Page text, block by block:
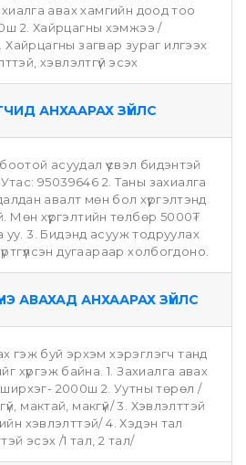
авах хамгийн доод тоо
2. Хайрцагны хэмжээ /
загвар зураг илгээх
хэвлэлтгүй эсэх
АНХААРАХ ЗҮЙЛС
асуудал үүсвэл бидэнтэй
95039646 2. Таны захиалга
авалт мөн бол хүргэлтэнд
Мөн хүргэлтийн төлбөр 5000₮
3. Бидэнд асууж тодруулах
дугаараар холбогдоно.
АВАХАД АНХААРАХ ЗҮЙЛС
гэж буй эрхэм хэрэглэгч танд
хүргэж байна. 1. Захиалга авах
2000ш 2. Уутны төрөл /
мактай, макгүй/ 3. Хэвлэлттэй
хэвлэлттэй/ 4. Хэдэн тал
эсэх /1 тал, 2 тал/